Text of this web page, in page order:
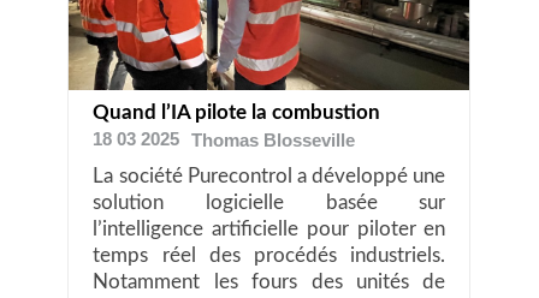
Quand l’IA pilote la combustion
18 03 2025
Thomas Blosseville
La société Purecontrol a développé une
solution logicielle basée sur
l’intelligence artificielle pour piloter en
temps réel des procédés industriels.
Notamment les fours des unités de